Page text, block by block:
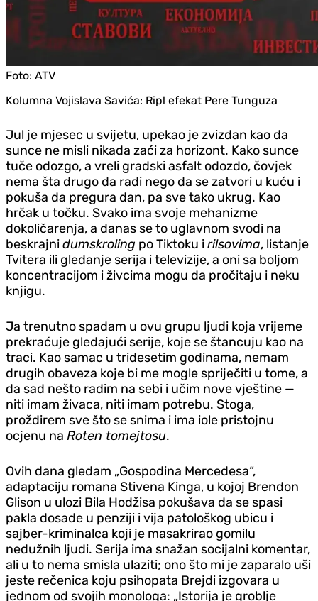
Foto: ATV
Kolumna Vojislava Savića: Ripl efekat Pere Tunguza
Jul je mjesec u svijetu, upekao je zvizdan kao da
sunce ne misli nikada zaći za horizont. Kako sunce
tuče odozgo, a vreli gradski asfalt odozdo, čovjek
nema šta drugo da radi nego da se zatvori u kuću i
pokuša da pregura dan, pa sve tako ukrug. Kao
hrčak u točku. Svako ima svoje mehanizme
dokoličarenja, a danas se to uglavnom svodi na
beskrajnidumskroling po Tiktoku irilsovima, listanje
Tvitera ili gledanje serija i televizije, a oni sa boljom
koncentracijom i živcima mogu da pročitaju i neku
knjigu.
Ja trenutno spadam u ovu grupu ljudi koja vrijeme
prekraćuje gledajući serije, koje se štancuju kao na
traci. Kao samac u tridesetim godinama, nemam
drugih obaveza koje bi me mogle spriječiti u tome, a
da sad nešto radim na sebi i učim nove vještine —
niti imam živaca, niti imam potrebu. Stoga,
proždirem sve što se snima i ima iole pristojnu
ocjenu na Roten tomejtosu.
Ovih dana gledam „Gospodina Mercedesa“,
adaptaciju romana Stivena Kinga, u kojoj Brendon
Glison u ulozi Bila Hodžisa pokušava da se spasi
pakla dosade u penziji i vija patološkog ubicu i
sajber-kriminalca koji je masakrirao gomilu
nedužnih ljudi. Serija ima snažan socijalni komentar,
ali u to nema smisla ulaziti; ono što mi je zaparalo uši
jeste rečenica koju psihopata Brejdi izgovara u
jednom od svojih monologa: „Istorija je groblje